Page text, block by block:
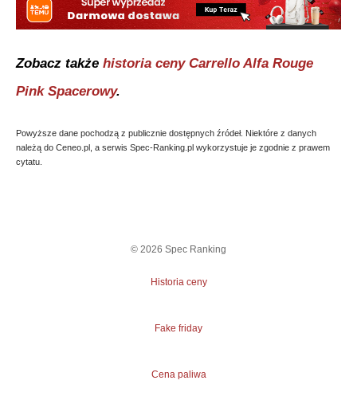
Zobacz także historia ceny Carrello Alfa Rouge
Pink Spacerowy.
Powyższe dane pochodzą z publicznie dostępnych źródeł. Niektóre z danych
należą do Ceneo.pl, a serwis Spec-Ranking.pl wykorzystuje je zgodnie z prawem
cytatu.
© 2026 Spec Ranking
Historia ceny
Fake friday
Cena paliwa